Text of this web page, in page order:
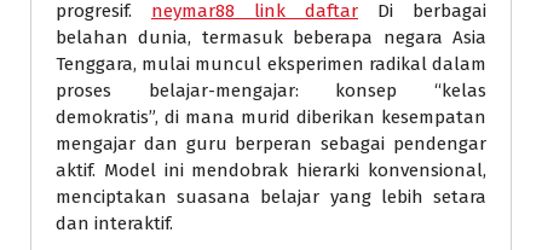
progresif. neymar88 link daftar Di berbagai
belahan dunia, termasuk beberapa negara Asia
Tenggara, mulai muncul eksperimen radikal dalam
proses belajar-mengajar: konsep “kelas
demokratis”, di mana murid diberikan kesempatan
mengajar dan guru berperan sebagai pendengar
aktif. Model ini mendobrak hierarki konvensional,
menciptakan suasana belajar yang lebih setara
dan interaktif.